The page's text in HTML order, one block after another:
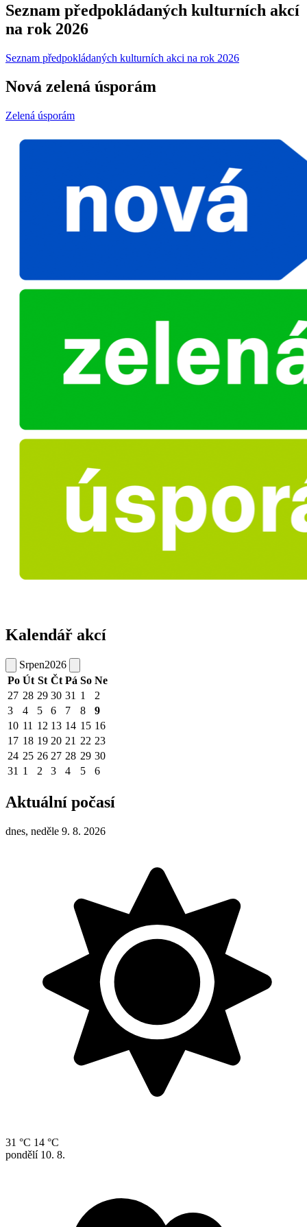
Seznam předpokládaných kulturních akcí
na rok 2026
Seznam předpokládaných kulturních akci na rok 2026
Nová zelená úsporám
Zelená úsporám
Kalendář akcí
Srpen2026
Po Út St Čt Pá So Ne
27 28 29 30 31 1
2
3
4 5 6 7 8
9
10 11 12 13 14 15 16
17 18 19 20 21 22 23
24 25 26 27 28 29 30
31 1 2 3 4 5 6
Aktuální počasí
dnes, neděle 9. 8. 2026
31 °C 14 °C
pondělí 10. 8.